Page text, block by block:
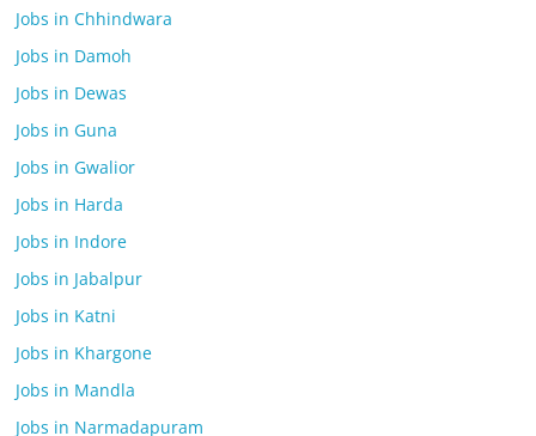
Jobs in Chhindwara
Jobs in Damoh
Jobs in Dewas
Jobs in Guna
Jobs in Gwalior
Jobs in Harda
Jobs in Indore
Jobs in Jabalpur
Jobs in Katni
Jobs in Khargone
Jobs in Mandla
Jobs in Narmadapuram